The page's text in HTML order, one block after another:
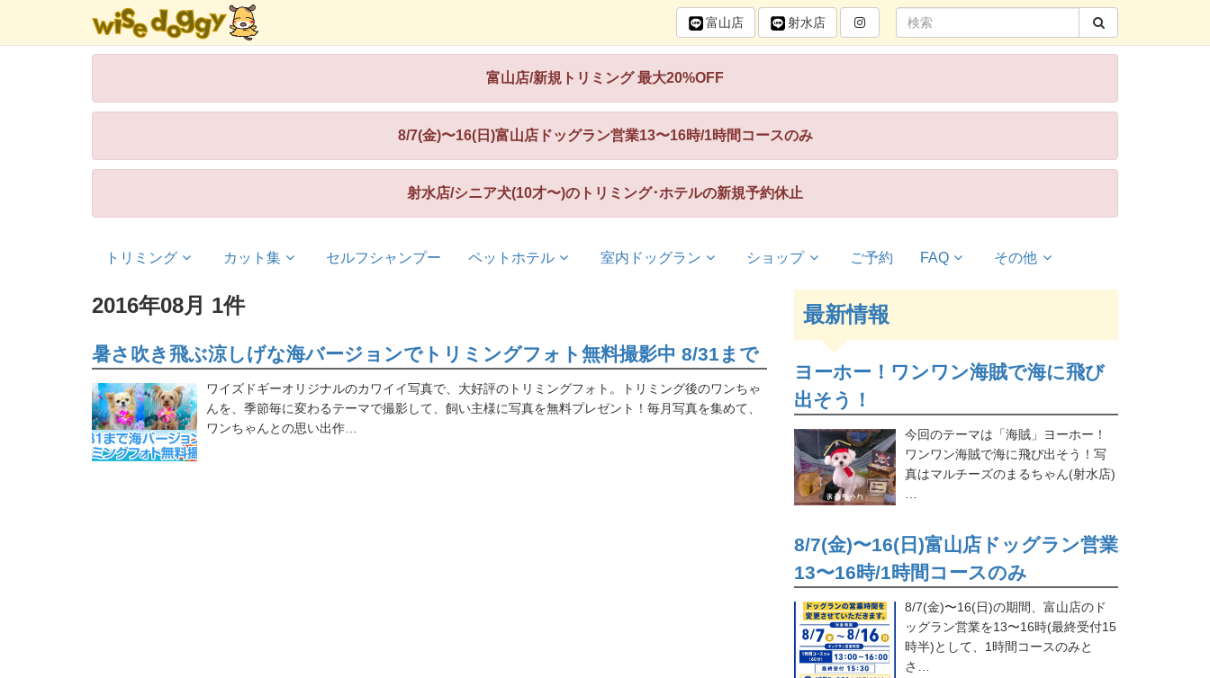
富山店 射水店
富山店/新規トリミング 最大20%OFF
8/7(金)〜16(日)富山店ドッグラン営業13〜16時/1時間コースのみ
射水店/シニア犬(10才〜)のトリミング･ホテルの新規予約休止
トリミング カット集 セルフシャンプー ペットホテル 室内ドッグラン ショップ ご予約 FAQ その他
2016年08月 1件
暑さ吹き飛ぶ涼しげな海バージョンでトリミングフォト無料撮影中 8/31まで
ワイズドギーオリジナルのカワイイ写真で、大好評のトリミングフォト。トリミング後のワンちゃ
んを、季節毎に変わるテーマで撮影して、飼い主様に写真を無料プレゼント！毎月写真を集めて、
ワンちゃんとの思い出作…
最新情報
ヨーホー！ワンワン海賊で海に飛び
出そう！
今回のテーマは「海賊」ヨーホー！
ワンワン海賊で海に飛び出そう！写
真はマルチーズのまるちゃん(射水店)
…
8/7(金)〜16(日)富山店ドッグラン営業
13〜16時/1時間コースのみ
8/7(金)〜16(日)の期間、富山店のド
ッグラン営業を13〜16時(最終受付15
時半)として、1時間コースのみと
さ…